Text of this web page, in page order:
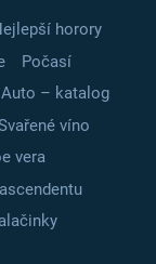
horory
Počasí
Auto – katalog
víno
vera